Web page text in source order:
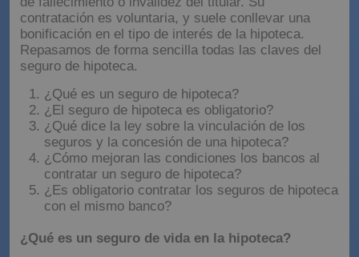
contratación es voluntaria, y suele conllevar una
bonificación en el tipo de interés de la hipoteca.
Repasamos de forma sencilla todas las claves del
seguro de hipoteca.
¿Qué es un seguro de hipoteca?
¿El seguro de hipoteca es obligatorio?
¿Qué dice la ley sobre la vinculación de los
seguros y la concesión de una hipoteca?
¿Cómo mejoran las condiciones los bancos al
contratar un seguro de hipoteca?
¿Es obligatorio contratar los seguros de hipoteca
con el mismo banco?
¿Qué es un seguro de vida en la hipoteca?